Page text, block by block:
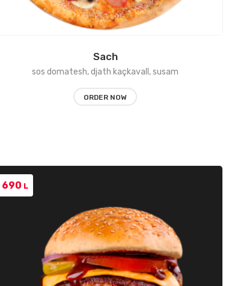
Sach
sos domatesh, djath kaçkavall, susam
ORDER NOW
690 L